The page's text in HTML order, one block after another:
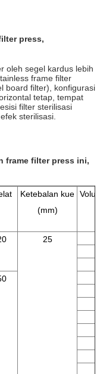
press,
oleh segel kardus lebih
frame filter
board filter), konfigurasi
tetap, tempat
filter sterilisasi
sterilisasi.
frame filter press ini,
Ketebalan kue
(mm)
25